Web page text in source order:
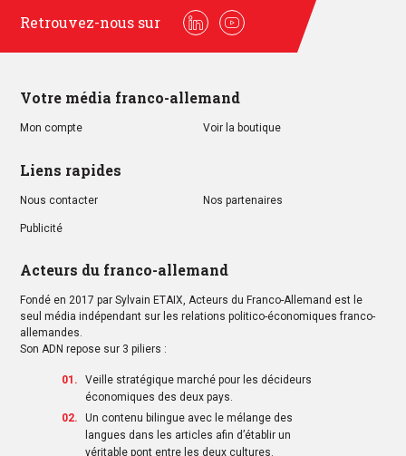
Retrouvez-nous sur
LinkedinYoutube
Votre média franco-allemand
Mon compte Voir la boutique
Liens rapides
Nous contacter Nos partenaires
Publicité
Acteurs du franco-allemand
Fondé en 2017 par Sylvain ETAIX, Acteurs du Franco-Allemand est le
seul média indépendant sur les relations politico-économiques franco-
allemandes.
Son ADN repose sur 3 piliers :
Veille stratégique marché pour les décideurs
économiques des deux pays.
Un contenu bilingue avec le mélange des
langues dans les articles afin d’établir un
véritable pont entre les deux cultures.